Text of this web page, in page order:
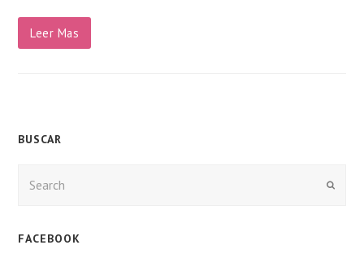
Leer Mas
BUSCAR
Enviar
FACEBOOK